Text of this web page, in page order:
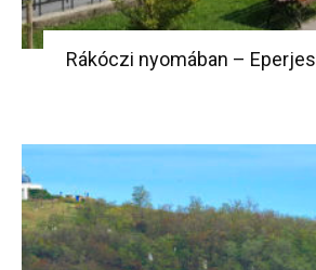
Rákóczi nyomában – Eperjes